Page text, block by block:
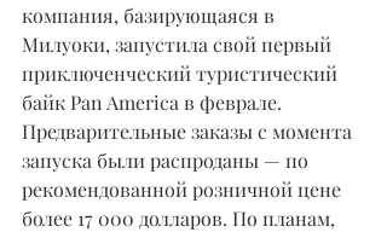
компания, базирующаяся в
Милуоки, запустила свой первый
приключенческий туристический
байк Pan America в феврале.
Предварительные заказы с момента
запуска были распроданы — по
рекомендованной розничной цене
более 17 000 долларов. По планам,